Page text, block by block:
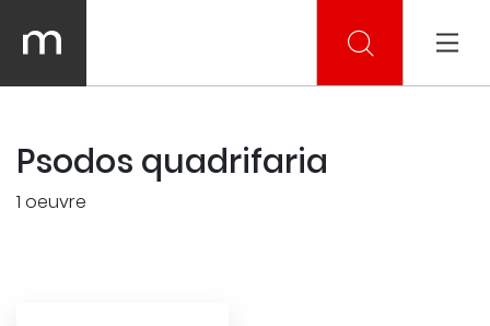
Psodos quadrifaria
1 oeuvre